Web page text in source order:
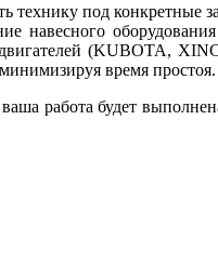
технику под конкретные
оборудования
(KUBOTA,
время простоя.
работа будет